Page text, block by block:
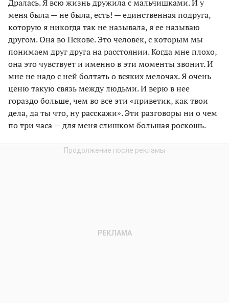
Дралась. Я всю жизнь дружила с мальчишками. И у
меня была — не была, есть! — единственная подруга,
которую я никогда так не называла, я ее называю
другом. Она во Пскове. Это человек, с которым мы
понимаем друг друга на расстоянии. Когда мне плохо,
она это чувствует и именно в эти моменты звонит. И
мне не надо с ней болтать о всяких мелочах. Я очень
ценю такую связь между людьми. И верю в нее
гораздо больше, чем во все эти «приветик, как твои
дела, да ты что, ну расскажи». Эти разговоры ни о чем
по три часа — для меня слишком большая роскошь.